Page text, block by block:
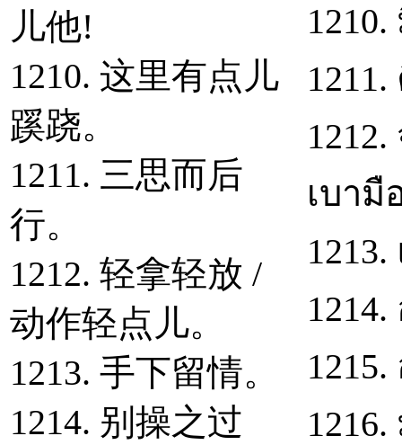
儿他!
1210. 这里有点儿
蹊跷。
1211. 三思而后
行。
1212. 轻拿轻放 /
动作轻点儿。
1213. 手下留情。
1214. 别操之过
เบามื
1214.